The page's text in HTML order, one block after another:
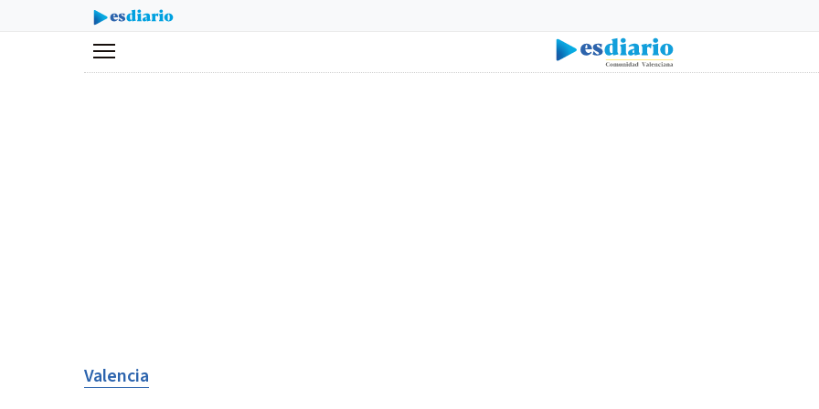
Menú
Valencia